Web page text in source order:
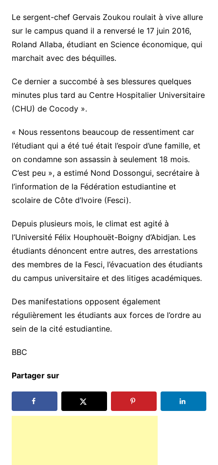
Le sergent-chef Gervais Zoukou roulait à vive allure
sur le campus quand il a renversé le 17 juin 2016,
Roland Allaba, étudiant en Science économique, qui
marchait avec des béquilles.
Ce dernier a succombé à ses blessures quelques
minutes plus tard au Centre Hospitalier Universitaire
(CHU) de Cocody ».
« Nous ressentons beaucoup de ressentiment car
l’étudiant qui a été tué était l’espoir d’une famille, et
on condamne son assassin à seulement 18 mois.
C’est peu », a estimé Nond Dossongui, secrétaire à
l’information de la Fédération estudiantine et
scolaire de Côte d’Ivoire (Fesci).
Depuis plusieurs mois, le climat est agité à
l’Université Félix Houphouët-Boigny d’Abidjan. Les
étudiants dénoncent entre autres, des arrestations
des membres de la Fesci, l’évacuation des étudiants
du campus universitaire et des litiges académiques.
Des manifestations opposent également
régulièrement les étudiants aux forces de l’ordre au
sein de la cité estudiantine.
BBC
Partager sur